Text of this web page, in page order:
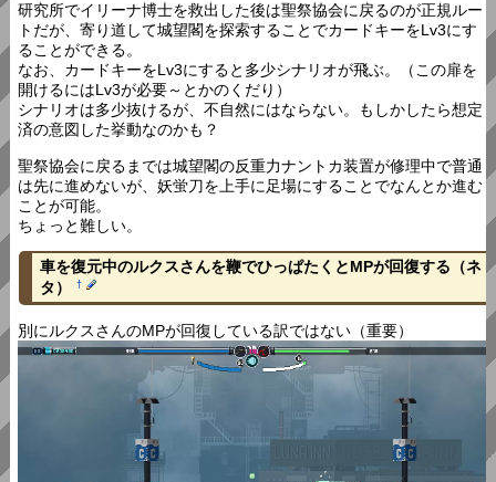
研究所でイリーナ博士を救出した後は聖祭協会に戻るのが正規ルー
トだが、寄り道して城望閣を探索することでカードキーをLv3にす
ることができる。
なお、カードキーをLv3にすると多少シナリオが飛ぶ。（この扉を
開けるにはLv3が必要～とかのくだり）
シナリオは多少抜けるが、不自然にはならない。もしかしたら想定
済の意図した挙動なのかも？
聖祭協会に戻るまでは城望閣の反重力ナントカ装置が修理中で普通
は先に進めないが、妖蛍刀を上手に足場にすることでなんとか進む
ことが可能。
ちょっと難しい。
車を復元中のルクスさんを鞭でひっぱたくとMPが回復する（ネ
タ）
†
別にルクスさんのMPが回復している訳ではない（重要）